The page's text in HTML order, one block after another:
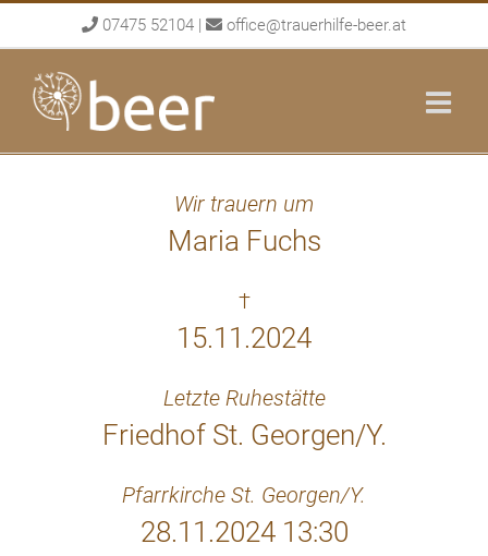
to
content
07475 52104 | office@trauerhilfe-beer.at
Wir trauern um
Maria Fuchs
†
15.11.2024
Letzte Ruhestätte
Friedhof St. Georgen/Y.
Pfarrkirche St. Georgen/Y.
28.11.2024 13:30